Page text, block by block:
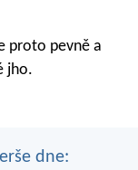
proto pevně a
jho.
dne: